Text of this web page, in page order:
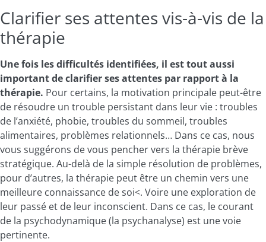
Clarifier ses attentes vis-à-vis de la
thérapie
Une fois les difficultés identifiées, il est tout aussi
important de clarifier ses attentes par rapport à la
thérapie. Pour certains, la motivation principale peut-être
de résoudre un trouble persistant dans leur vie : troubles
de l’anxiété, phobie, troubles du sommeil, troubles
alimentaires, problèmes relationnels… Dans ce cas, nous
vous suggérons de vous pencher vers la thérapie brève
stratégique. Au-delà de la simple résolution de problèmes,
pour d’autres, la thérapie peut être un chemin vers une
meilleure connaissance de soi<. Voire une exploration de
leur passé et de leur inconscient. Dans ce cas, le courant
de la psychodynamique (la psychanalyse) est une voie
pertinente.